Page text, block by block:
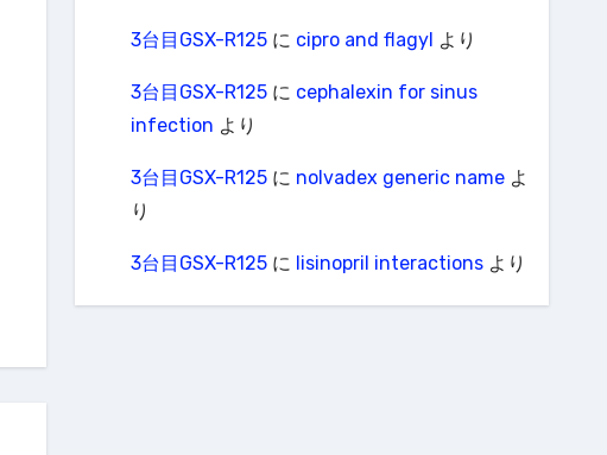
3台目GSX-R125に cipro and flagyl より
3台目GSX-R125に cephalexin for sinus
infection より
3台目GSX-R125に nolvadex generic nameよ
り
3台目GSX-R125に lisinopril interactionsより